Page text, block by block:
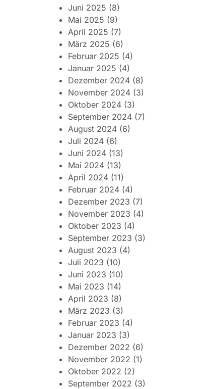
Juni 2025 (8)
Mai 2025 (9)
April 2025 (7)
März 2025 (6)
Februar 2025 (4)
Januar 2025 (4)
Dezember 2024 (8)
November 2024 (3)
Oktober 2024 (3)
September 2024 (7)
August 2024 (6)
Juli 2024 (6)
Juni 2024 (13)
Mai 2024 (13)
April 2024 (11)
Februar 2024 (4)
Dezember 2023 (7)
November 2023 (4)
Oktober 2023 (4)
September 2023 (3)
August 2023 (4)
Juli 2023 (10)
Juni 2023 (10)
Mai 2023 (14)
April 2023 (8)
März 2023 (3)
Februar 2023 (4)
Januar 2023 (3)
Dezember 2022 (6)
November 2022 (1)
Oktober 2022 (2)
September 2022 (3)